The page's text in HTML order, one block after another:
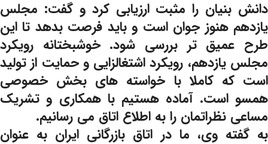
دانش بنیان را مثبت ارزیابی کرد و گفت: مجلس
یازدهم هنوز جوان است و باید فرصت بدهد تا این
طرح عمیق تر بررسی شود. خوشبختانه رویکرد
مجلس یازدهم، رویکرد اشتغالزایی و حمایت از تولید
است که کاملا با خواسته های بخش خصوصی
همسو است. آماده هستیم با همکاری و تشریک
مساعی نظراتمان را به اطلاع اتاق می رسانیم.
به گفته وی، ما در اتاق بازرگانی ایران به عنوان